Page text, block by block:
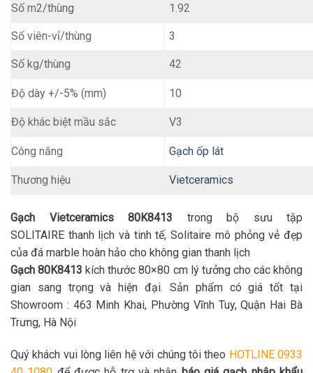
Số m2/thùng 1.92
Số viên-vỉ/thùng 3
Số kg/thùng 42
Độ dày +/-5% (mm) 10
Độ khác biệt mầu sắc V3
Công năng Gạch ốp lát
Thương hiệu Vietceramics
Gạch Vietceramics 80K8413 trong bộ sưu tập
SOLITAIRE thanh lịch và tinh tế, Solitaire mô phỏng vẻ đẹp
của đá marble hoàn hảo cho không gian thanh lịch
Gạch 80K8413 kích thước 80×80 cm lý tưởng cho các không
gian sang trọng và hiện đại. Sản phẩm có giá tốt tại
Showroom : 463 Minh Khai, Phường Vĩnh Tuy, Quận Hai Bà
Trưng, Hà Nội
Quý khách vui lòng liên hệ với chúng tôi theo HOTLINE 0933